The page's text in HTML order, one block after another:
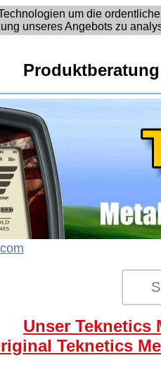
um die
unseres Angebots zu
Unser Teknetics
Teknetics